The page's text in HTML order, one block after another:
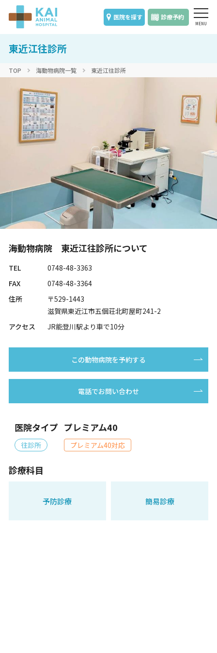
医院を探す 診療予約
東近江往診所
TOP 海動物病院一覧 東近江往診所
海動物病院 東近江往診所について
TEL
0748-48-3363
FAX
0748-48-3364
住所
〒529-1443
滋賀県東近江市五個荘北町屋町241-2
アクセス
JR能登川駅より車で10分
この動物病院を予約する
電話でお問い合わせ
医院タイプ
往診所
プレミアム40
プレミアム40対応
診療科目
予防診療 簡易診療